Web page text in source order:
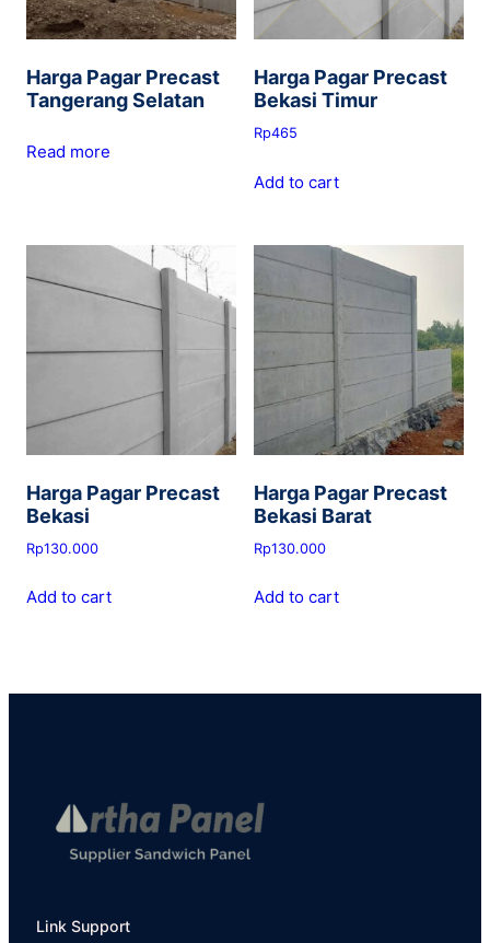
Harga Pagar Precast
Tangerang Selatan
Read more
Harga Pagar Precast
Bekasi Timur
Rp465
Add to cart
Harga Pagar Precast
Bekasi
Rp130.000
Add to cart
Harga Pagar Precast
Bekasi Barat
Rp130.000
Add to cart
Link Support